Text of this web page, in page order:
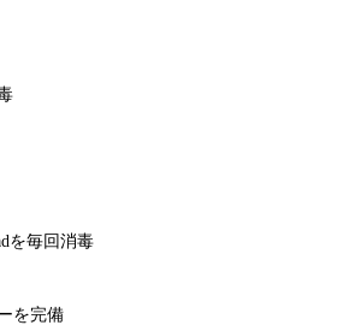
を毎回消毒
を完備